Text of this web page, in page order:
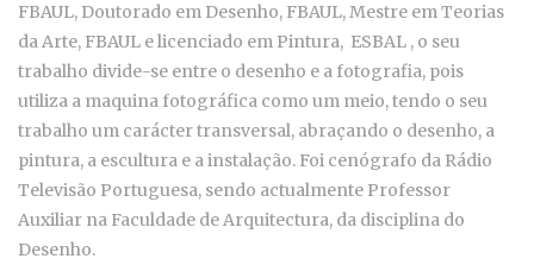
FBAUL, Doutorado em Desenho, FBAUL, Mestre em Teorias
da Arte, FBAUL e licenciado em Pintura, ESBAL , o seu
trabalho divide-se entre o desenho e a fotografia, pois
utiliza a maquina fotográfica como um meio, tendo o seu
trabalho um carácter transversal, abraçando o desenho, a
pintura, a escultura e a instalação. Foi cenógrafo da Rádio
Televisão Portuguesa, sendo actualmente Professor
Auxiliar na Faculdade de Arquitectura, da disciplina do
Desenho.